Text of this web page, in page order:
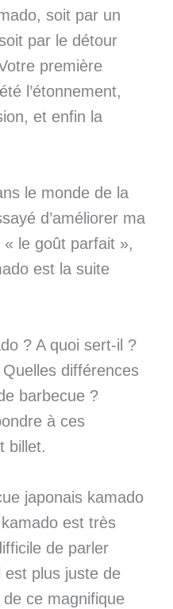
soit par un
par le détour
première
l’étonnement,
et enfin la
le monde de la
d’améliorer ma
le goût parfait »,
est la suite
? A quoi sert-il ?
différences
barbecue ?
à ces
billet.
japonais kamado
est très
de parler
est plus juste de
ce magnifique